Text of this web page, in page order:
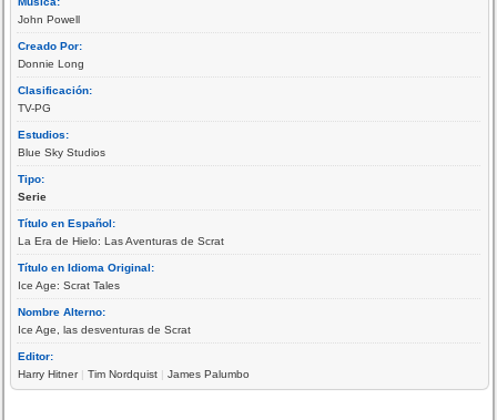
John Powell
Creado Por:
Donnie Long
Clasificación:
TV-PG
Estudios:
Blue Sky Studios
Tipo:
Serie
Título en Español:
La Era de Hielo: Las Aventuras de Scrat
Título en Idioma Original:
Ice Age: Scrat Tales
Nombre Alterno:
Ice Age, las desventuras de Scrat
Editor:
Harry Hitner|Tim Nordquist |James Palumbo